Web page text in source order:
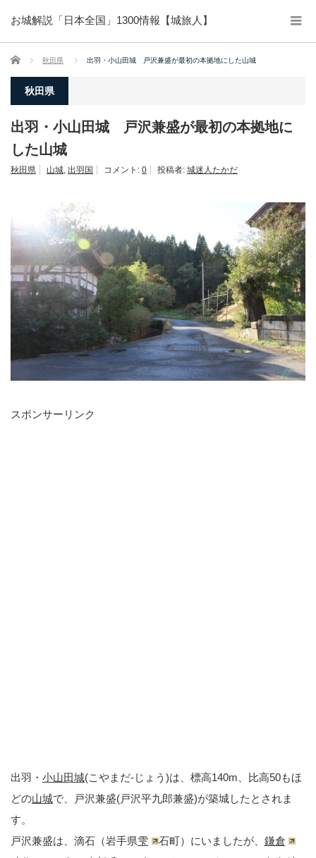
お城解説「日本全国」1300情報【城旅人】
ホーム 秋田県 出羽・小山田城 戸沢兼盛が最初の本拠地にした山城
秋田県
出羽・小山田城 戸沢兼盛が最初の本拠地に
した山城
秋田県 山城, 出羽国 コメント: 0 投稿者: 城迷人たかだ
スポンサーリンク
出羽・ 小山田城(こやまだ-じょう)は、標高140m、比高50もほ
どの山城で、戸沢兼盛(戸沢平九郎兼盛)が築城したとされま
す。
戸沢兼盛は、滴石（岩手県雫 石町）にいましたが、 鎌倉